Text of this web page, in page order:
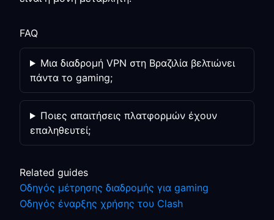
FAQ
Μια διαδρομή VPN στη Βραζιλία βελτιώνει
πάντα το gaming;
Ποιες απαιτήσεις πλατφορμών έχουν
επαληθευτεί;
Related guides
Οδηγός μέτρησης διαδρομής για gaming
Οδηγός έναρξης χρήσης του Clash